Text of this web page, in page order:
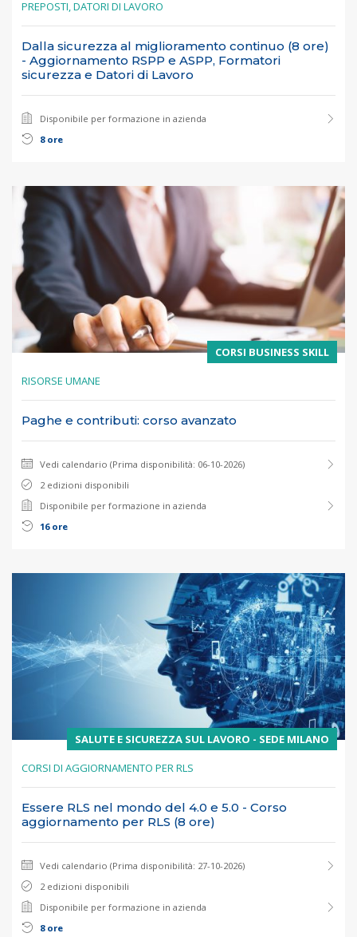
PREPOSTI, DATORI DI LAVORO
Dalla sicurezza al miglioramento continuo (8 ore)
- Aggiornamento RSPP e ASPP, Formatori
sicurezza e Datori di Lavoro
Disponibile per formazione in azienda
8 ore
CORSI BUSINESS SKILL
RISORSE UMANE
Paghe e contributi: corso avanzato
Vedi calendario (Prima disponibilità: 06-10-2026)
2 edizioni disponibili
Disponibile per formazione in azienda
16 ore
SALUTE E SICUREZZA SUL LAVORO - SEDE MILANO
CORSI DI AGGIORNAMENTO PER RLS
Essere RLS nel mondo del 4.0 e 5.0 - Corso
aggiornamento per RLS (8 ore)
Vedi calendario (Prima disponibilità: 27-10-2026)
2 edizioni disponibili
Disponibile per formazione in azienda
8 ore